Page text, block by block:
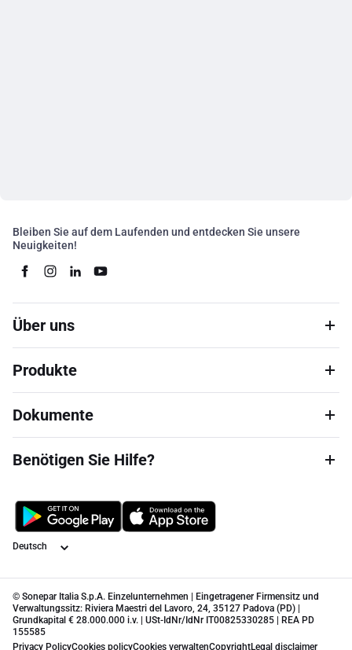
Bleiben Sie auf dem Laufenden und entdecken Sie unsere
Neuigkeiten!
Über uns
Produkte
Dokumente
Benötigen Sie Hilfe?
Sprache
© Sonepar Italia S.p.A. Einzelunternehmen | Eingetragener Firmensitz und
Verwaltungssitz: Riviera Maestri del Lavoro, 24, 35127 Padova (PD) |
Grundkapital € 28.000.000 i.v. | USt-IdNr/IdNr IT00825330285 | REA PD
155585
Privacy PolicyCookies policyCookies verwaltenCopyrightLegal disclaimer